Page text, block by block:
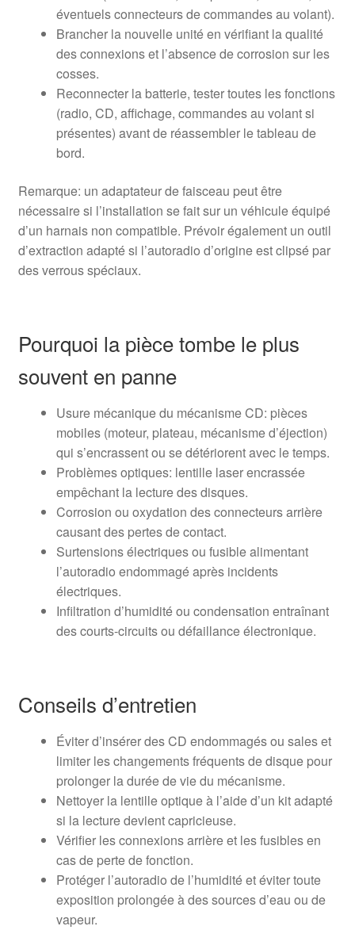
éventuels connecteurs de commandes au volant).
Brancher la nouvelle unité en vérifiant la qualité
des connexions et l’absence de corrosion sur les
cosses.
Reconnecter la batterie, tester toutes les fonctions
(radio, CD, affichage, commandes au volant si
présentes) avant de réassembler le tableau de
bord.
Remarque: un adaptateur de faisceau peut être
nécessaire si l’installation se fait sur un véhicule équipé
d’un harnais non compatible. Prévoir également un outil
d’extraction adapté si l’autoradio d’origine est clipsé par
des verrous spéciaux.
Pourquoi la pièce tombe le plus
souvent en panne
Usure mécanique du mécanisme CD: pièces
mobiles (moteur, plateau, mécanisme d’éjection)
qui s’encrassent ou se détériorent avec le temps.
Problèmes optiques: lentille laser encrassée
empêchant la lecture des disques.
Corrosion ou oxydation des connecteurs arrière
causant des pertes de contact.
Surtensions électriques ou fusible alimentant
l’autoradio endommagé après incidents
électriques.
Infiltration d’humidité ou condensation entraînant
des courts-circuits ou défaillance électronique.
Conseils d’entretien
Éviter d’insérer des CD endommagés ou sales et
limiter les changements fréquents de disque pour
prolonger la durée de vie du mécanisme.
Nettoyer la lentille optique à l’aide d’un kit adapté
si la lecture devient capricieuse.
Vérifier les connexions arrière et les fusibles en
cas de perte de fonction.
Protéger l’autoradio de l’humidité et éviter toute
exposition prolongée à des sources d’eau ou de
vapeur.